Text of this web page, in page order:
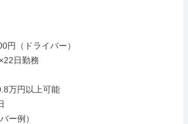
（ドライバー）
日勤務
万円以上可能
ー例）